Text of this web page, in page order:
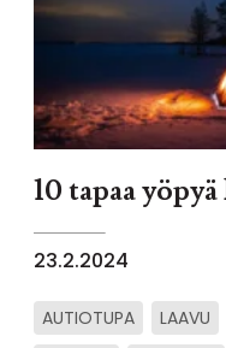
10 tapaa
23.2.2024
AUTIOTUPA LAAVU